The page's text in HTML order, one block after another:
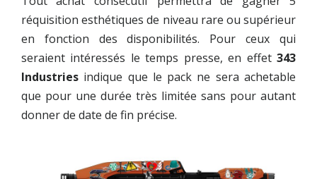
réquisition esthétiques de niveau rare ou supérieur
en fonction des disponibilités. Pour ceux qui
seraient intéressés le temps presse, en effet 343
Industries indique que le pack ne sera achetable
que pour une durée très limitée sans pour autant
donner de date de fin précise.